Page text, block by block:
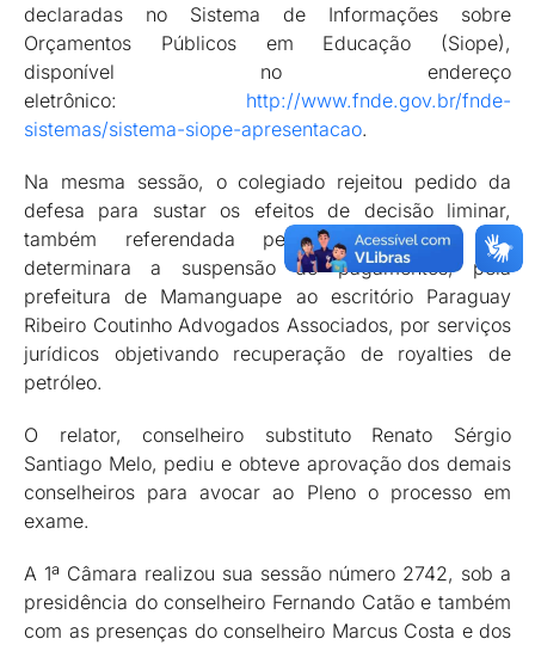
declaradas no Sistema de Informações sobre
Orçamentos Públicos em Educação (Siope),
disponível no endereço
eletrônico: http://www.fnde.gov.br/fnde-
sistemas/sistema-siope-apresentacao.
Na mesma sessão, o colegiado rejeitou pedido da
defesa para sustar os efeitos de decisão liminar,
também referendada pela 1ª Câmara, que
determinara a suspensão de pagamentos, pela
prefeitura de Mamanguape ao escritório Paraguay
Ribeiro Coutinho Advogados Associados, por serviços
jurídicos objetivando recuperação de royalties de
petróleo.
O relator, conselheiro substituto Renato Sérgio
Santiago Melo, pediu e obteve aprovação dos demais
conselheiros para avocar ao Pleno o processo em
exame.
A 1ª Câmara realizou sua sessão número 2742, sob a
presidência do conselheiro Fernando Catão e também
com as presenças do conselheiro Marcus Costa e dos